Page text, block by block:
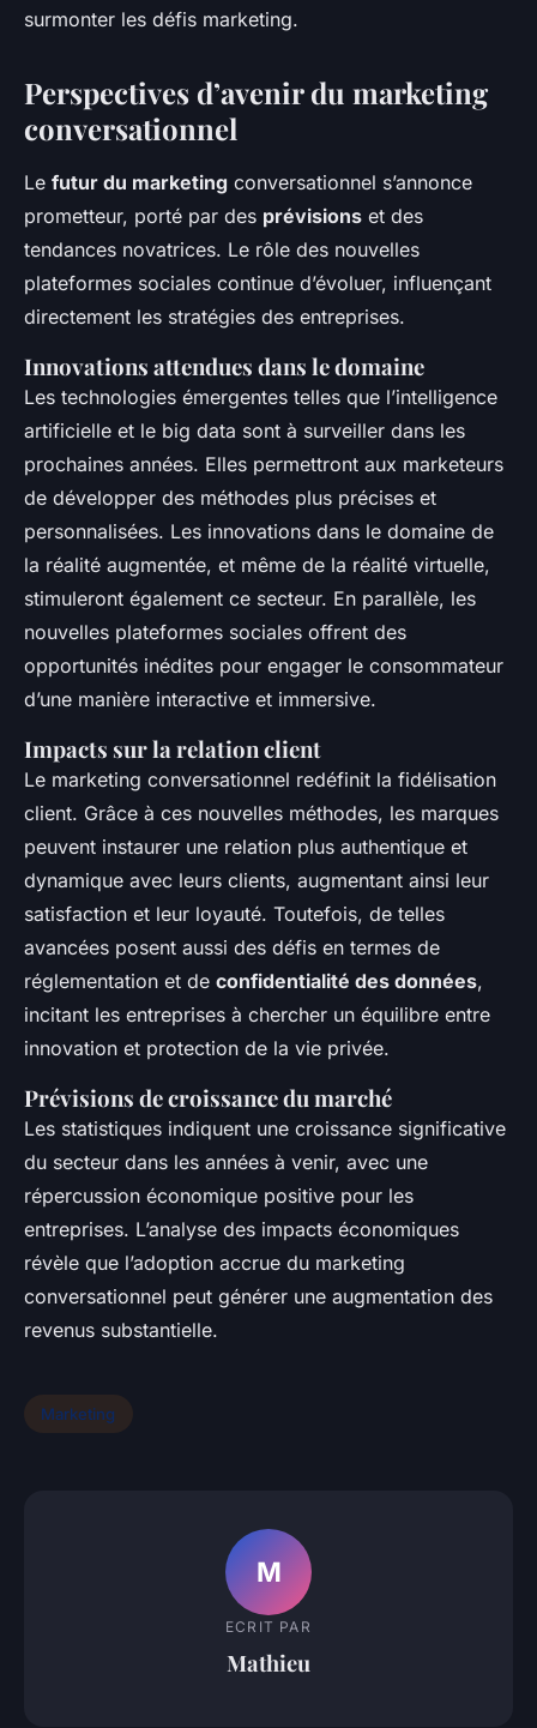
surmonter les défis marketing.
Perspectives d’avenir du marketing
conversationnel
Le futur du marketing conversationnel s’annonce
prometteur, porté par des prévisions et des
tendances novatrices. Le rôle des nouvelles
plateformes sociales continue d’évoluer, influençant
directement les stratégies des entreprises.
Innovations attendues dans le domaine
Les technologies émergentes telles que l’intelligence
artificielle et le big data sont à surveiller dans les
prochaines années. Elles permettront aux marketeurs
de développer des méthodes plus précises et
personnalisées. Les innovations dans le domaine de
la réalité augmentée, et même de la réalité virtuelle,
stimuleront également ce secteur. En parallèle, les
nouvelles plateformes sociales offrent des
opportunités inédites pour engager le consommateur
d’une manière interactive et immersive.
Impacts sur la relation client
Le marketing conversationnel redéfinit la fidélisation
client. Grâce à ces nouvelles méthodes, les marques
peuvent instaurer une relation plus authentique et
dynamique avec leurs clients, augmentant ainsi leur
satisfaction et leur loyauté. Toutefois, de telles
avancées posent aussi des défis en termes de
réglementation et de confidentialité des données,
incitant les entreprises à chercher un équilibre entre
innovation et protection de la vie privée.
Prévisions de croissance du marché
Les statistiques indiquent une croissance significative
du secteur dans les années à venir, avec une
répercussion économique positive pour les
entreprises. L’analyse des impacts économiques
révèle que l’adoption accrue du marketing
conversationnel peut générer une augmentation des
revenus substantielle.
Marketing
M
ECRIT PAR
Mathieu